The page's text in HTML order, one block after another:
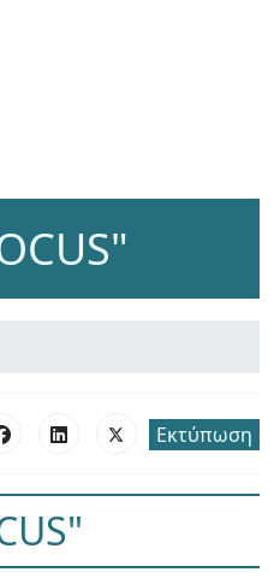
Εκτύπωση